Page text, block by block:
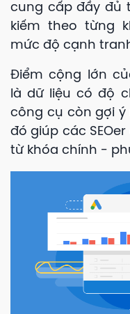
cung cấp đầy đủ
kiếm theo từng
mức độ cạnh
Điểm cộng lớn
là dữ liệu có độ
công cụ còn gợi ý
đó giúp các
từ khóa chính -